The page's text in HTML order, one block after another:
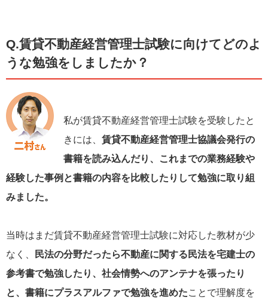
Q.賃貸不動産経営管理士試験に向けてどのよ
うな勉強をしましたか？
私が賃貸不動産経営管理士試験を受験したと
きには、 賃貸不動産経営管理士協議会発行の
書籍を読み込んだり、これまでの業務経験や
経験した事例と書籍の内容を比較したりして勉強に取り組
みました。
当時はまだ賃貸不動産経営管理士試験に対応した教材が少
なく、
民法の分野だったら不動産に関する民法を宅建士の
参考書で勉強したり、社会情勢へのアンテナを張ったり
と、書籍にプラスアルファで勉強を進めたことで理解度を